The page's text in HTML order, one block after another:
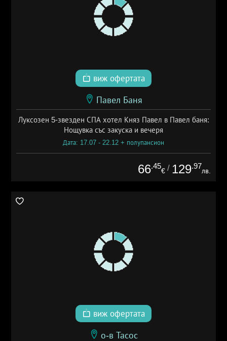
виж офертата
Павел Баня
Луксозен 5-звезден СПА хотел Княз Павел в Павел баня:
Нощувка със закуска и вечеря
Дата: 17.07 - 22.12 + полупансион
66.45
€ / 129.97
лв.
виж офертата
о-в Тасос